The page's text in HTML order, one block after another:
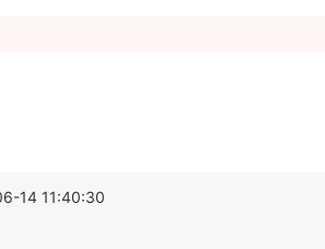
14 11:40:30